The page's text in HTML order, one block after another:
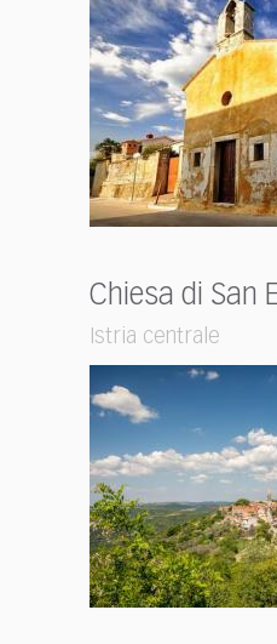
Chiesa di San
Istria centrale